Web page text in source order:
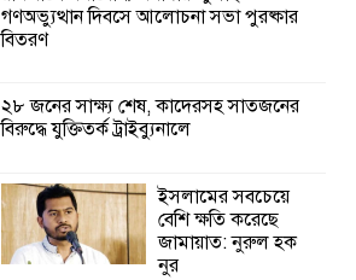
গণঅভ্যুত্থান দিবসে আলোচনা সভা পুরষ্কার
বিতরণ
২৮ জনের সাক্ষ্য শেষ, কাদেরসহ সাতজনের
বিরুদ্ধে যুক্তিতর্ক ট্রাইব্যুনালে
ইসলামের সবচেয়ে
বেশি ক্ষতি করেছে
জামায়াত: নুরুল হক
নুর